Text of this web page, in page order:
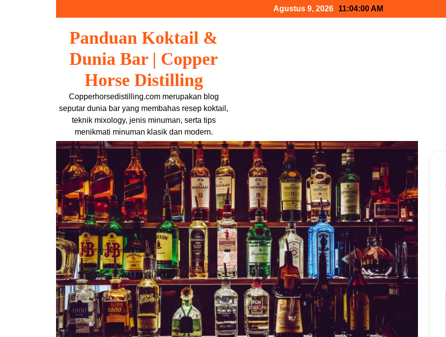
Agustus 9, 2026 11:04:02 AM
Panduan Koktail &
Dunia Bar | Copper
Horse Distilling
Copperhorsedistilling.com merupakan blog
seputar dunia bar yang membahas resep koktail,
teknik mixology, jenis minuman, serta tips
menikmati minuman klasik dan modern.